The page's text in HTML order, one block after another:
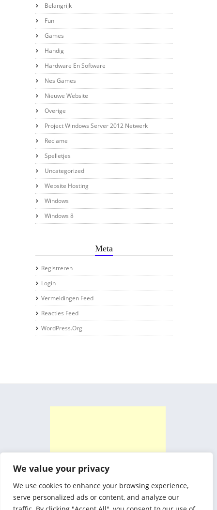
We value your privacy
We use cookies to enhance your browsing experience,
serve personalized ads or content, and analyze our
Belangrijk
Fun
Games
Handig
Hardware En Software
Nes Games
Nieuwe Website
Overige
Project Windows Server 2012 Netwerk
Reclame
Spelletjes
Uncategorized
Website Hosting
Windows
Windows 8
Meta
Registreren
Login
Vermeldingen Feed
Reacties Feed
WordPress.org